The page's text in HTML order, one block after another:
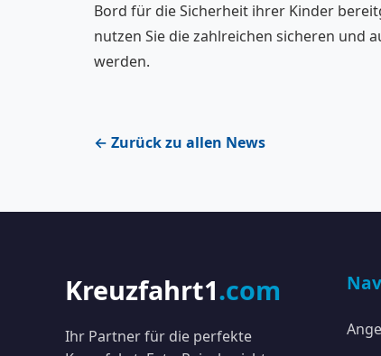
Bord für die Sicherheit ihrer Kinder
nutzen Sie die zahlreichen sicheren und
werden.
← Zurück zu allen News
Kreuzfahrt1.com
Ihr Partner für die perfekte